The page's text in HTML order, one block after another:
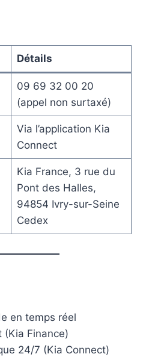
Détails
09 69 32 00 20
(appel non surtaxé)
Via l’application Kia
Connect
Kia France, 3 rue du
Pont des Halles,
94854 Ivry-sur-Seine
Cedex
en temps réel
(Kia Finance)
24/7 (Kia Connect)